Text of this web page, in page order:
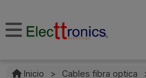
Inicio > Cables fibra optica